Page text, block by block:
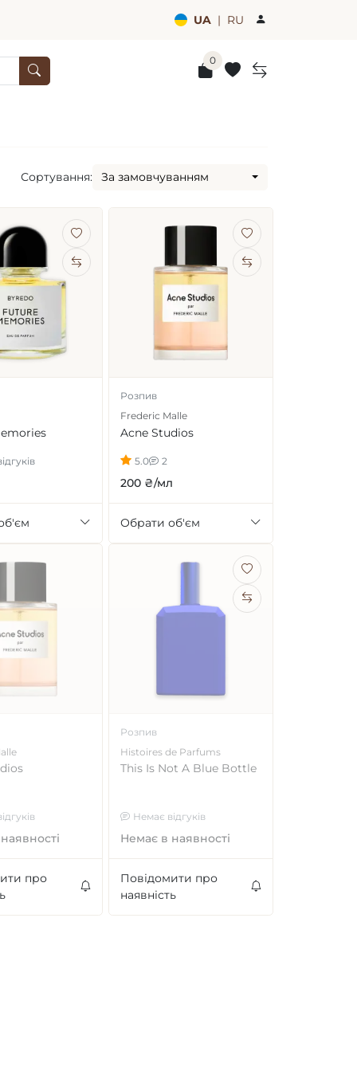
UA | RU
0
Сортування: За замовчуванням
Розпив
Frederic Malle
Acne Studios
5.0 2
200 ₴/мл
Обрати об'єм
про
Розпив
Histoires de Parfums
This Is Not A Blue Bottle
Немає відгуків
Немає в наявності
Повідомити про
наявність